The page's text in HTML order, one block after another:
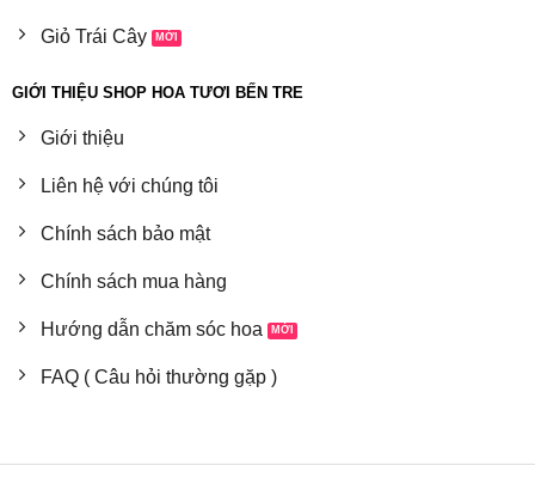
Giỏ Trái Cây
GIỚI THIỆU SHOP HOA TƯƠI BẾN TRE
Giới thiệu
Liên hệ với chúng tôi
Chính sách bảo mật
Chính sách mua hàng
Hướng dẫn chăm sóc hoa
FAQ ( Câu hỏi thường gặp )